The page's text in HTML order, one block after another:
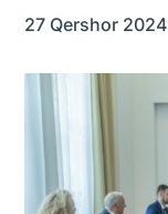
27 Qershor 2024